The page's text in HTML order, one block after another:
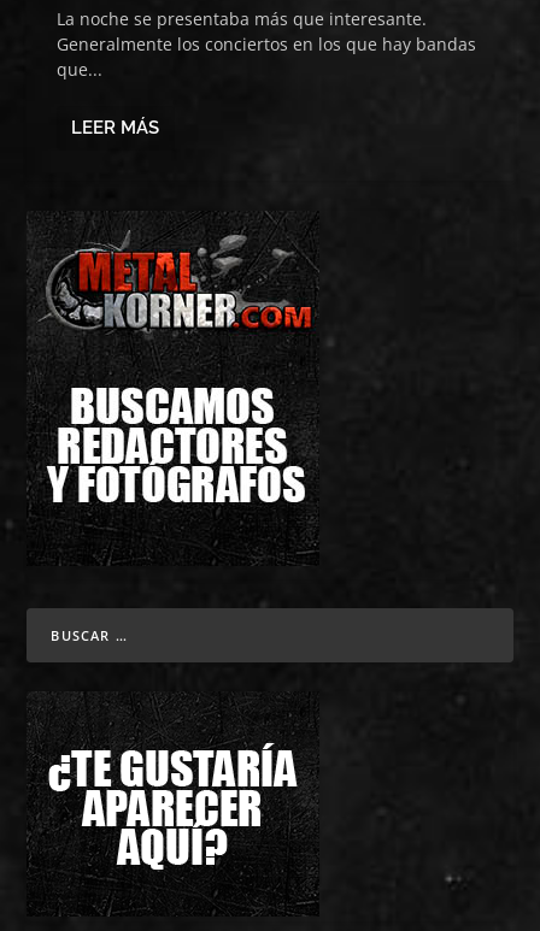
La noche se presentaba más que interesante.
Generalmente los conciertos en los que hay bandas
que...
LEER MÁS